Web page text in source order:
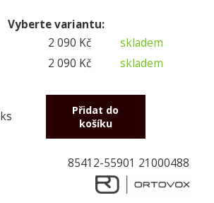
Vyberte variantu:
2 090 Kč
skladem
2 090 Kč skladem
ks
85412-55901 21000488